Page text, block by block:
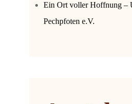
Ein Ort voller Hoffnung –
Pechpfoten e.V.